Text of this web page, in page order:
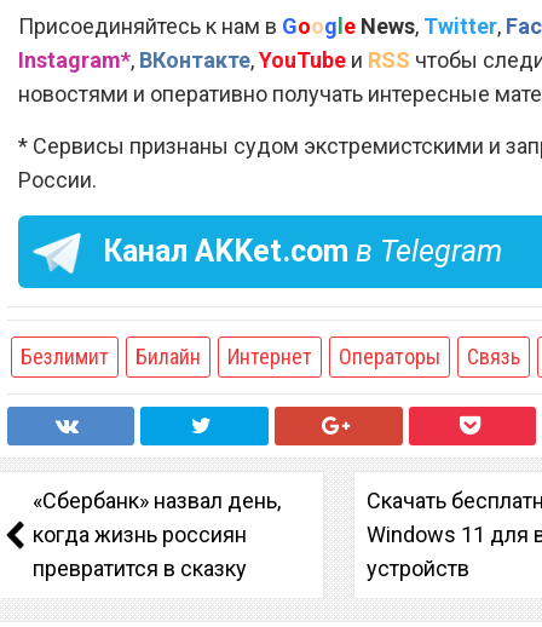
Присоединяйтесь к нам в Google News, Twitter,
Instagram*, ВКонтакте,YouTube и RSS чтобы
новостями и оперативно получать интересные
* Сервисы признаны судом экстремистскими и
России.
Канал AKKet.com в Telegram
Безлимит Билайн Интернет Операторы Связь
«Сбербанк» назвал день,
когда жизнь россиян
превратится в сказку
Скачать
Windows 11 для
устройств